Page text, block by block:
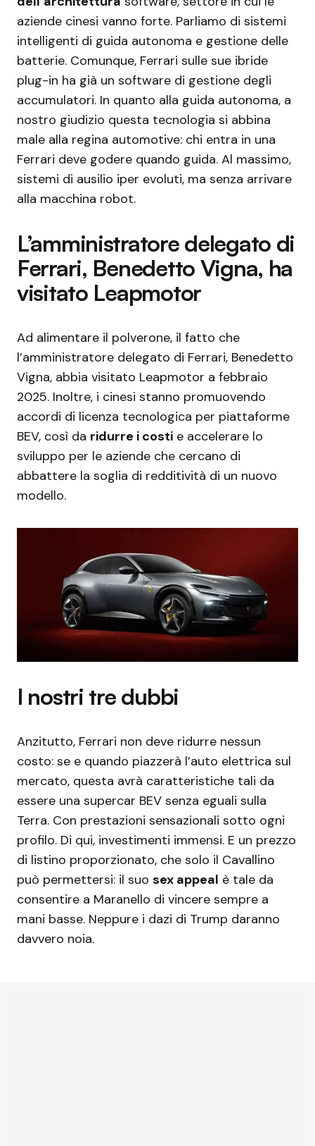
aziende cinesi vanno forte. Parliamo di sistemi
intelligenti di guida autonoma e gestione delle
batterie. Comunque, Ferrari sulle sue ibride
plug-in ha già un software di gestione degli
accumulatori. In quanto alla guida autonoma, a
nostro giudizio questa tecnologia si abbina
male alla regina automotive: chi entra in una
Ferrari deve godere quando guida. Al massimo,
sistemi di ausilio iper evoluti, ma senza arrivare
alla macchina robot.
L’amministratore delegato di
Ferrari, Benedetto Vigna, ha
visitato Leapmotor
Ad alimentare il polverone, il fatto che
l’amministratore delegato di Ferrari, Benedetto
Vigna, abbia visitato Leapmotor a febbraio
2025. Inoltre, i cinesi stanno promuovendo
accordi di licenza tecnologica per piattaforme
BEV, così da ridurre i costi e accelerare lo
sviluppo per le aziende che cercano di
abbattere la soglia di redditività di un nuovo
modello.
I nostri tre dubbi
Anzitutto, Ferrari non deve ridurre nessun
costo: se e quando piazzerà l’auto elettrica sul
mercato, questa avrà caratteristiche tali da
essere una supercar BEV senza eguali sulla
Terra. Con prestazioni sensazionali sotto ogni
profilo. Di qui, investimenti immensi. E un prezzo
di listino proporzionato, che solo il Cavallino
può permettersi: il suo sex appeal è tale da
consentire a Maranello di vincere sempre a
mani basse. Neppure i dazi di Trump daranno
davvero noia.